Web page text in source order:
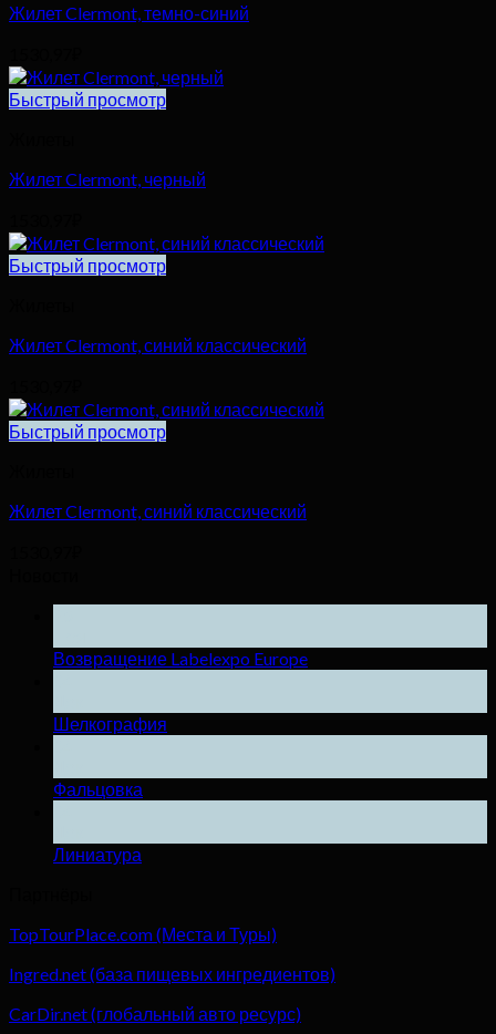
Жилет Clermont, темно-синий
Быстрый просмотр
Жилет Clermont, черный
Быстрый просмотр
Жилет Clermont, синий классический
Быстрый просмотр
Жилет Clermont, синий классический
Возвращение Labelexpo Europe
Шелкография
Фальцовка
Линиатура
TopTourPlace.com (Места и Туры)
Ingred.net (база пищевых ингредиентов)
CarDir.net (глобальный авто ресурс)